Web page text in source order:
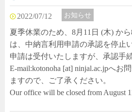
2022/07/12 お知らせ
夏季休業のため、8月11日 (木) か
は、中納言利用申請の承認を停止
申請は受付いたしますが、承認手
E-mail:kotonoha [at] ninjal.ac.jpへ
ますので、ご了承ください。
Our office will be closed from August